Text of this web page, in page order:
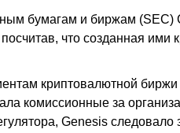
бумагам и биржам
что созданная ими
криптовалютной
комиссионные за
Genesis следовало